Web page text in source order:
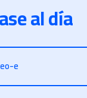
al día
e